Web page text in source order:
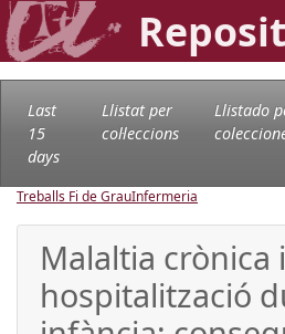
Last
15
days
Llistat per
col·leccions
Llistado
Treballs Fi de GrauInfermeria
Malaltia crònica i
hospitalització